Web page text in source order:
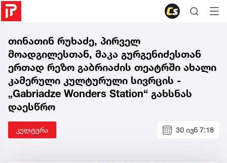
თინათინ რუხაძე, პირველ
მოადგილესთან, მაკა გურგენიძესთან
ერთად რეზო გაბრიაძის თეატრში ახალი
კამერული კულტურული სივრცის -
„Gabriadze Wonders Station“ გახსნას
დაესწრო
კულტურა 30 ივნ 7:18